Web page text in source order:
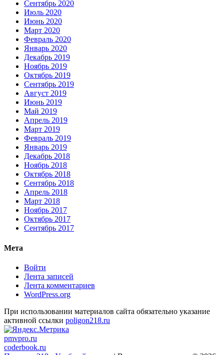
Сентябрь 2020
Июль 2020
Июнь 2020
Март 2020
Февраль 2020
Январь 2020
Декабрь 2019
Ноябрь 2019
Октябрь 2019
Сентябрь 2019
Август 2019
Июнь 2019
Май 2019
Апрель 2019
Март 2019
Февраль 2019
Январь 2019
Декабрь 2018
Ноябрь 2018
Октябрь 2018
Сентябрь 2018
Апрель 2018
Март 2018
Ноябрь 2017
Октябрь 2017
Сентябрь 2017
Мета
Войти
Лента записей
Лента комментариев
WordPress.org
При использовании материалов сайта обязательно указание
активной ссылки poligon218.ru
pmvpro.ru
coderbook.ru